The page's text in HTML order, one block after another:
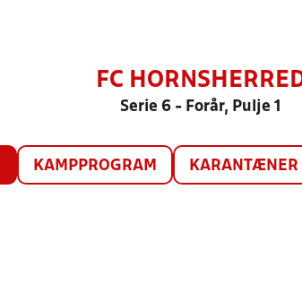
FC
Serie 6 - Forår, Pulje 1
KAMPPROGRAM KARANTÆNER